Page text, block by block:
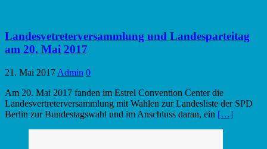
Landesvetreterversammlung und Landesparteitag
am 20. Mai 2017
21. Mai 2017 Admin 0
Am 20. Mai 2017 fanden im Estrel Convention Center die
Landesvertreterversammlung mit Wahlen zur Landesliste der SPD
Berlin zur Bundestagswahl und im Anschluss daran, ein […]